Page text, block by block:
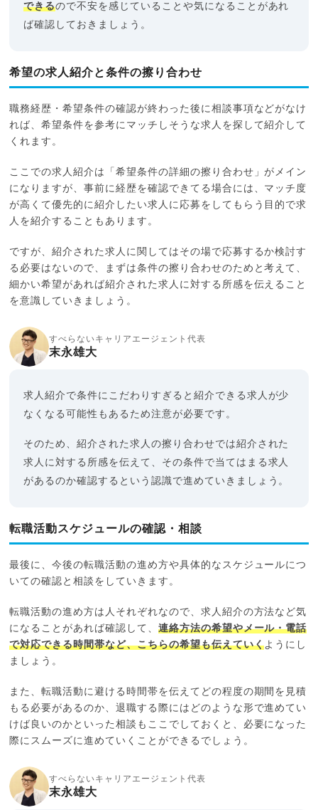
できるので不安を感じていることや気になることがあれ
ば確認しておきましょう。
希望の求人紹介と条件の擦り合わせ
職務経歴・希望条件の確認が終わった後に相談事項などがなけ
れば、希望条件を参考にマッチしそうな求人を探して紹介して
くれます。
ここでの求人紹介は「希望条件の詳細の擦り合わせ」がメイン
になりますが、事前に経歴を確認できてる場合には、マッチ度
が高くて優先的に紹介したい求人に応募をしてもらう目的で求
人を紹介することもあります。
ですが、紹介された求人に関してはその場で応募するか検討す
る必要はないので、まずは条件の擦り合わせのためと考えて、
細かい希望があれば紹介された求人に対する所感を伝えること
を意識していきましょう。
すべらないキャリアエージェント代表
末永雄大
求人紹介で条件にこだわりすぎると紹介できる求人が少
なくなる可能性もあるため注意が必要です。
そのため、紹介された求人の擦り合わせでは紹介された
求人に対する所感を伝えて、その条件で当てはまる求人
があるのか確認するという認識で進めていきましょう。
転職活動スケジュールの確認・相談
最後に、今後の転職活動の進め方や具体的なスケジュールにつ
いての確認と相談をしていきます。
転職活動の進め方は人それぞれなので、求人紹介の方法など気
になることがあれば確認して、 連絡方法の希望やメール・電話
で対応できる時間帯など、こちらの希望も伝えていくようにし
ましょう。
また、転職活動に避ける時間帯を伝えてどの程度の期間を見積
もる必要があるのか、退職する際にはどのような形で進めてい
けば良いのかといった相談もここでしておくと、必要になった
際にスムーズに進めていくことができるでしょう。
すべらないキャリアエージェント代表
末永雄大